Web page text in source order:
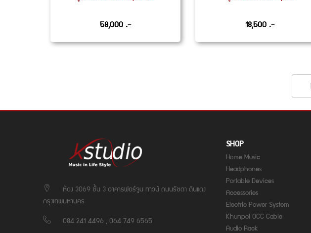
58,000 .-
18,500 .-
ห้อง 3069 ชั้น 3 อาคารฟอร์จูน ทาวน์ ถนนรัชดา ดินแดง
กรุงเทพมหานคร
084 241 4496 , 064 749 6565
SHOP
Home Music
Headphones
Portable Devices
Accessories
Electric Power System
Khunpol OCC Cable
Audio Rack